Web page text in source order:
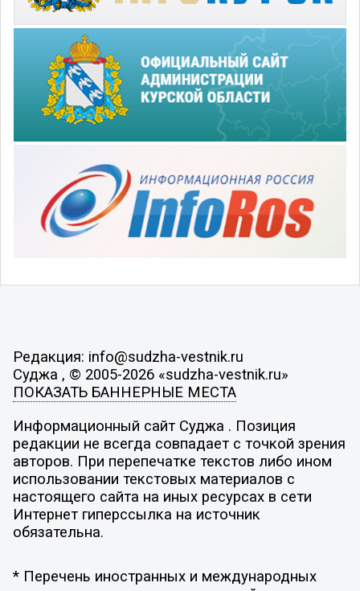
Редакция: info@sudzha-vestnik.ru
Суджа , © 2005-2026 «sudzha-vestnik.ru»
ПОКАЗАТЬ БАННЕРНЫЕ МЕСТА
Информационный сайт Суджа . Позиция
редакции не всегда совпадает с точкой зрения
авторов. При перепечатке текстов либо ином
использовании текстовых материалов с
настоящего сайта на иных ресурсах в сети
Интернет гиперссылка на источник
обязательна.
* Перечень иностранных и международных